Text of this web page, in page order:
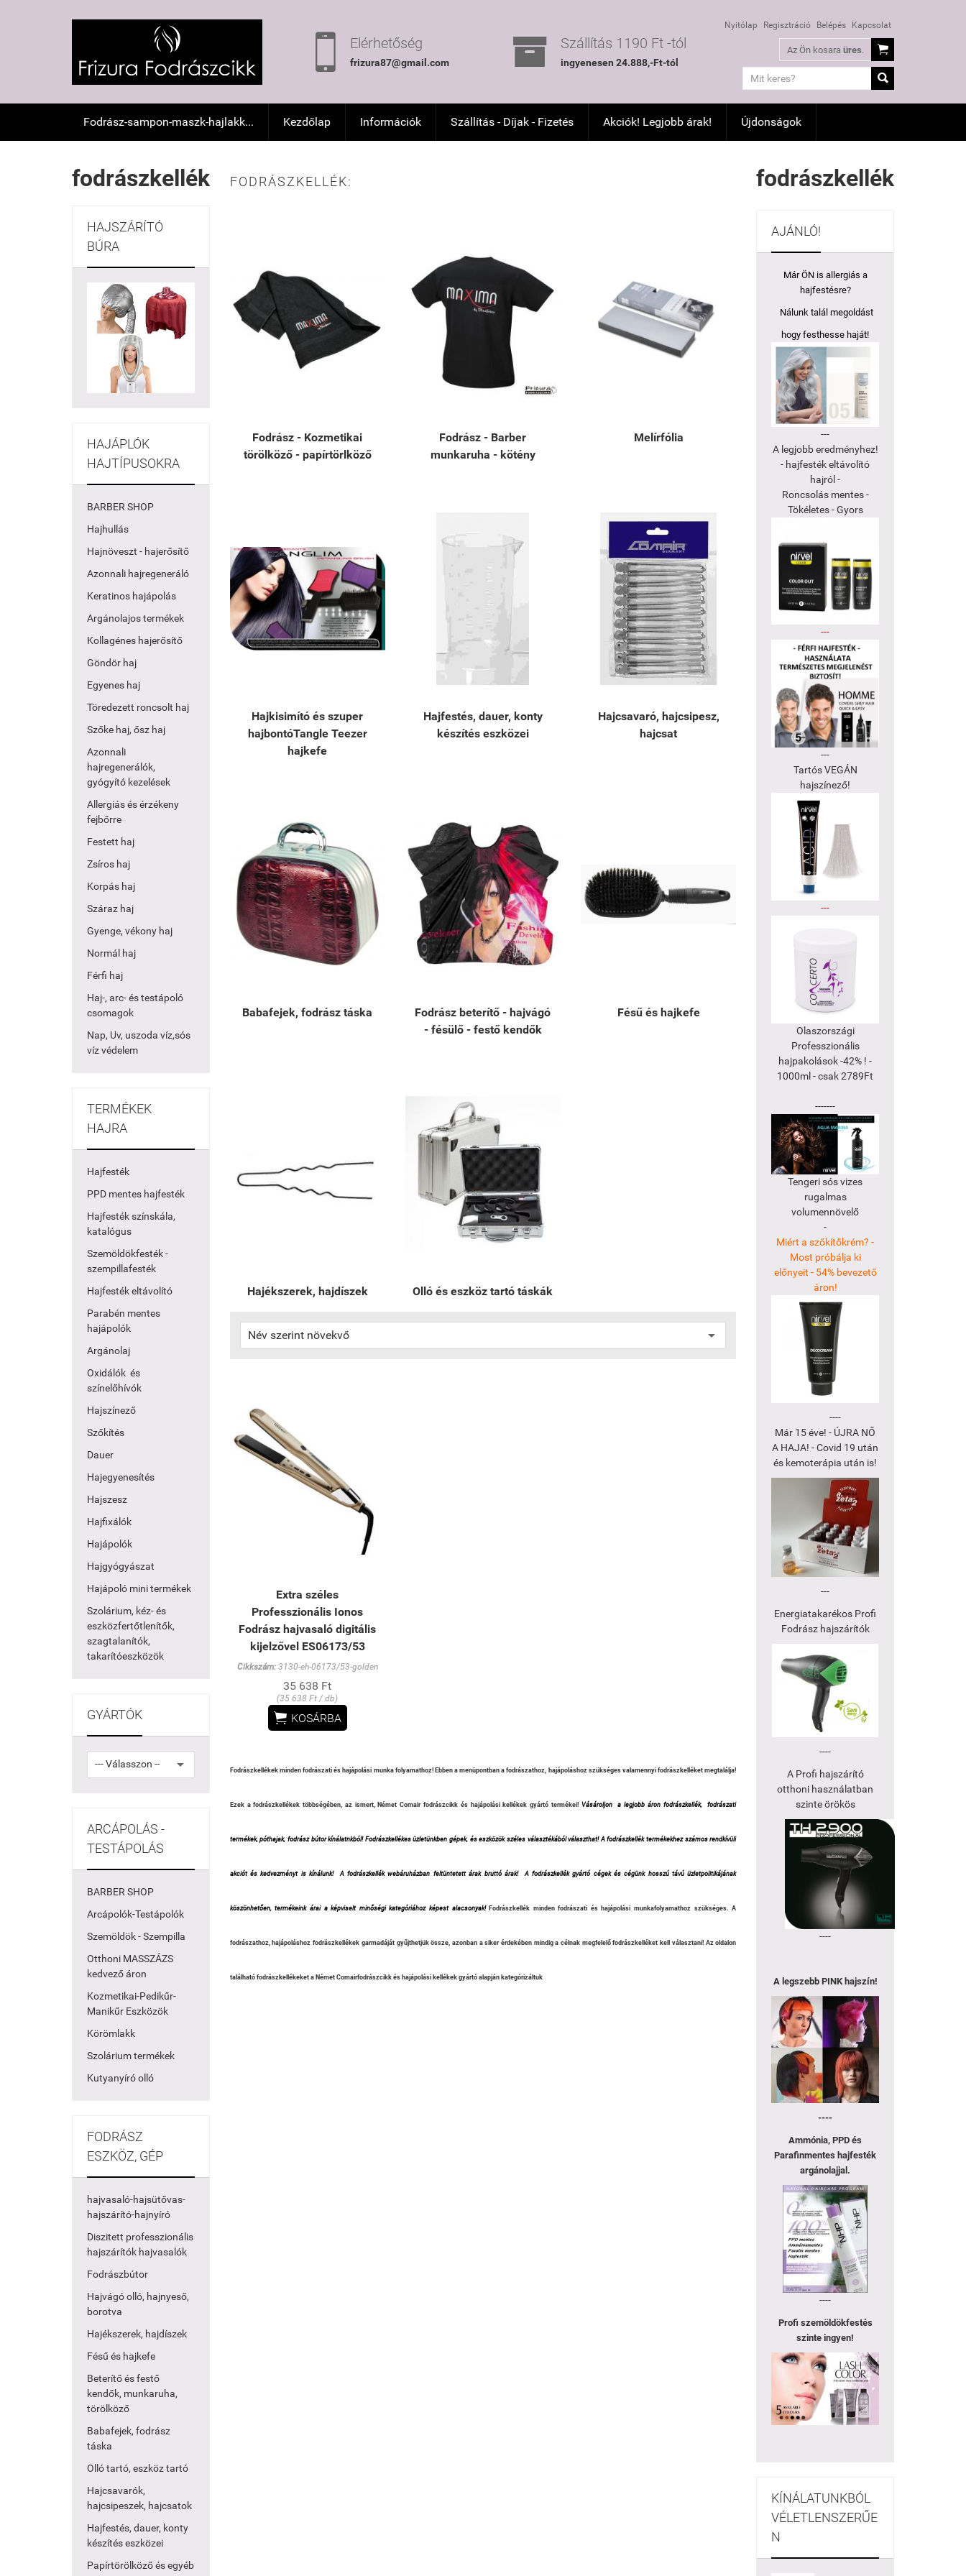
 Elérhetőség
frizura87@gmail.com  Szállítás 1190 Ft -tól
ingyenesen 24.888,-Ft-tól
Nyitólap Regisztráció Belépés Kapcsolat
Az Ön kosara üres.


Fodrász-sampon-maszk-hajlakk... Kezdőlap Információk Szállítás - Díjak - Fizetés Akciók! Legjobb árak! Újdonságok
fodrászkellék
HAJSZÁRÍTÓ
BÚRA
HAJÁPLÓK
HAJTÍPUSOKRA
BARBER SHOP
Hajhullás
Hajnöveszt - hajerősítő
Azonnali hajregeneráló
Keratinos hajápolás
Argánolajos termékek
Kollagénes hajerősítő
Göndör haj
Egyenes haj
Töredezett roncsolt haj
Szőke haj, ősz haj
Azonnali
hajregenerálók,
gyógyító kezelések
Allergiás és érzékeny
fejbőrre
Festett haj
Zsíros haj
Korpás haj
Száraz haj
Gyenge, vékony haj
Normál haj
Férfi haj
Haj-, arc- és testápoló
csomagok
Nap, Uv, uszoda víz,sós
víz védelem
TERMÉKEK
HAJRA
Hajfesték
PPD mentes hajfesték
Hajfesték színskála,
katalógus
Szemöldökfesték -
szempillafesték
Hajfesték eltávolító
Parabén mentes
hajápolók
Argánolaj
Oxidálók és
színelőhívók
Hajszínező
Szőkítés
Dauer
Hajegyenesítés
Hajszesz
Hajfixálók
Hajápolók
Hajgyógyászat
Hajápoló mini termékek
Szolárium, kéz- és
eszközfertőtlenítők,
szagtalanítók,
takarítóeszközök
GYÁRTÓK
ARCÁPOLÁS -
TESTÁPOLÁS
BARBER SHOP
Arcápolók-Testápolók
Szemöldök - Szempilla
Otthoni MASSZÁZS
kedvező áron
Kozmetikai-Pedikűr-
Manikűr Eszközök
Körömlakk
Szolárium termékek
Kutyanyíró olló
FODRÁSZ
ESZKÖZ, GÉP
hajvasaló-hajsütővas-
hajszárító-hajnyíró
Diszitett professzionális
hajszárítók hajvasalók
Fodrászbútor
Hajvágó olló, hajnyeső,
borotva
Hajékszerek, hajdíszek
Fésű és hajkefe
Beterítő és festő
kendők, munkaruha,
törölköző
Babafejek, fodrász
táska
Olló tartó, eszköz tartó
Hajcsavarók,
hajcsipeszek, hajcsatok
Hajfestés, dauer, konty
készítés eszközei
Papírtörölköző és egyéb
FODRÁSZKELLÉK:
Fodrász - Kozmetikai
törölköző - papírtörlköző
Fodrász - Barber
munkaruha - kötény
Melírfólia
Hajkisimító és szuper
hajbontóTangle Teezer
hajkefe
Hajfestés, dauer, konty
készítés eszközei
Hajcsavaró, hajcsipesz,
hajcsat
Babafejek, fodrász táska
Fodrász beterítő - hajvágó
- fésülő - festő kendők
Fésű és hajkefe
Hajékszerek, hajdíszek Olló és eszköz tartó táskák
Extra széles
Professzionális Ionos
Fodrász hajvasaló digitális
kijelzővel ES06173/53
Cikkszám:3130-eh-06173/53-golden
35 638 Ft
(35 638 Ft / db)
 KOSÁRBA
Fodrászkellékek minden fodrászati és hajápolási munka folyamathoz! Ebben a menüpontban a fodrászathoz, hajápoláshoz szükséges valamennyi fodrászkelléket megtalálja!
Ezek a fodrászkellékek többségében, az ismert, Német Comair fodrászcikk és hajápolási kellékek gyártó termékei! Vásároljon a legjobb áron fodrászkellék, fodrászati
termékek, póthajak, fodrász bútor kínálatnkból! Fodrászkellékes üzletünkben gépek, és eszközök széles választékából választhat! A fodrászkellék termékekhez számos rendkívüli
akciót és kedvezményt is kínálunk!A fodrászkellék webáruházban feltüntetett árak bruttó árak!A fodrászkellék gyártó cégek és cégünk hosszú távú üzletpolitikájának
köszönhetően,termékeink árai a képviselt minőségi kategóriához képest alacsonyak! Fodrászkellék minden fodrászati és hajápolási munkafolyamathoz szükséges. A
fodrászathoz, hajápoláshoz fodrászkellékek garmadáját gyűjthetjük össze, azonban a siker érdekében mindig a célnak megfelelő fodrászkelléket kell választani! Az oldalon
található fodrászkellékeket a Német Comairfodrászcikk és hajápolási kellékek gyártó alapján kategórizáltuk
fodrászkellék
AJÁNLÓ!
Már ÖN is allergiás a
hajfestésre?
Nálunk talál megoldást
hogy festhesse haját!
---
A legjobb eredményhez!
- hajfesték eltávolító
hajról -
Roncsolás mentes -
Tökéletes - Gyors
---
---
Tartós VEGÁN
hajszínező!
---
Olaszországi
Professzionális
hajpakolások -42% ! -
1000ml - csak 2789Ft
-------
Tengeri sós vizes
rugalmas
volumennövelő
-
Miért a szőkítőkrém? -
Most próbálja ki
előnyeit - 54% bevezető
áron!
----
Már 15 éve! - ÚJRA NŐ
A HAJA! - Covid 19 után
és kemoterápia után is!
---
Energiatakarékos Profi
Fodrász hajszárítók
----
A Profi hajszárító
otthoni használatban
szinte örökös
----
A legszebbPINK hajszín!
----
Ammónia, PPD és
Parafinmentes hajfesték
argánolajjal.
----
Profi szemöldökfestés
szinte ingyen!
KÍNÁLATUNKBÓL
VÉLETLENSZERŰE
N